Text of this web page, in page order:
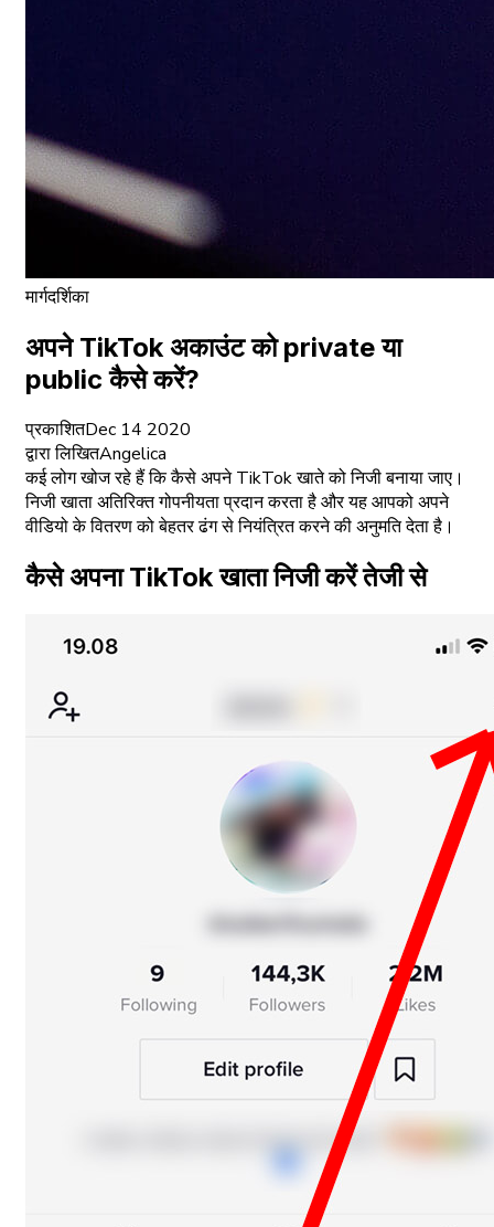
मार्गदर्शिका
अपने TikTok अकाउंट को private या
public कैसे करें?
प्रकाशितDec 14 2020
द्वारा लिखितAngelica
कई लोग खोज रहे हैं कि कैसे अपने TikTok खाते को निजी बनाया जाए।
निजी खाता अतिरिक्त गोपनीयता प्रदान करता है और यह आपको अपने
वीडियो के वितरण को बेहतर ढंग से नियंत्रित करने की अनुमति देता है।
कैसे अपना TikTok खाता निजी करें तेजी से